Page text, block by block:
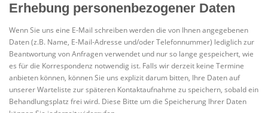
Erhebung personenbezogener Daten
Wenn Sie uns eine E-Mail schreiben werden die von Ihnen angegebenen
Daten (z.B. Name, E-Mail-Adresse und/oder Telefonnummer) lediglich zur
Beantwortung von Anfragen verwendet und nur so lange gespeichert, wie
es für die Korrespondenz notwendig ist. Falls wir derzeit keine Termine
anbieten können, können Sie uns explizit darum bitten, Ihre Daten auf
unserer Warteliste zur späteren Kontaktaufnahme zu speichern, sobald ein
Behandlungsplatz frei wird. Diese Bitte um die Speicherung Ihrer Daten